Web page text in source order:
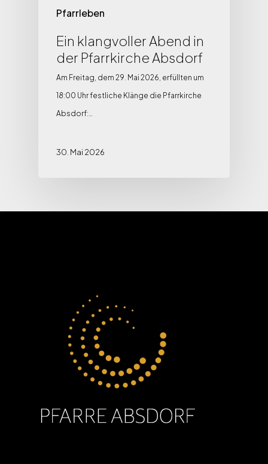
Pfarrleben
Ein klangvoller Abend in
der Pfarrkirche Absdorf
Am Freitag, dem 29. Mai 2026, erfüllten um
18:00 Uhr festliche Klänge die Pfarrkirche
Absdorf:…
30. Mai 2026